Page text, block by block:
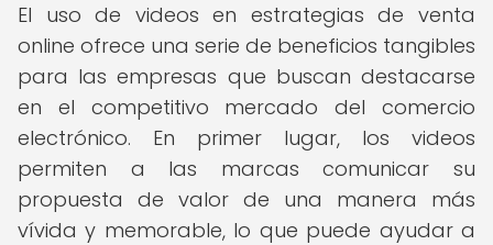
El uso de videos en estrategias de venta
online ofrece una serie de beneficios tangibles
para las empresas que buscan destacarse
en el competitivo mercado del comercio
electrónico. En primer lugar, los videos
permiten a las marcas comunicar su
propuesta de valor de una manera más
vívida y memorable, lo que puede ayudar a